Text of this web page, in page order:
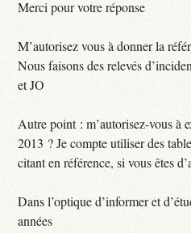
Merci pour votre réponse
M’autorisez vous à donner la
Nous faisons des relevés
et JO
Autre point : m’autorisez-vous à
2013 ? Je compte utiliser des
citant en référence, si vous êtes
Dans l’optique d’informer et
années